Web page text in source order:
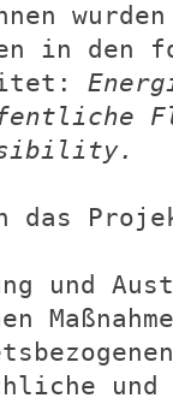
wurden
in den
das
und
und